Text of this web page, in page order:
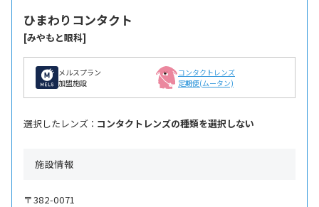
ひまわりコンタクト
[みやもと眼科]
メルスプラン
加盟施設
コンタクトレンズ
定期便(ムータン)
選択したレンズ ： コンタクトレンズの種類を選択しない
施設情報
〒382-0071